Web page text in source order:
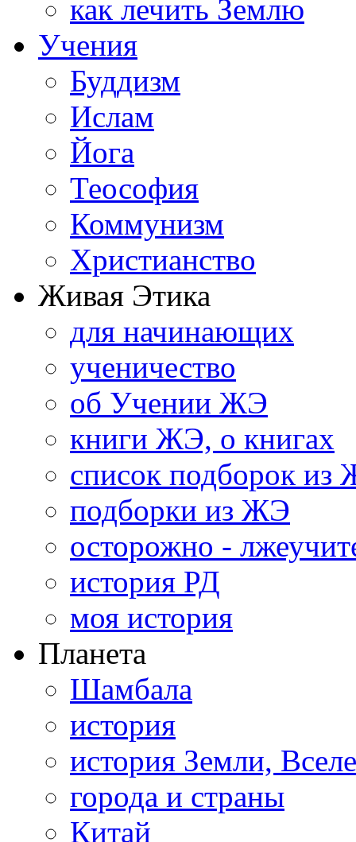
как лечить Землю
Учения
Буддизм
Ислам
Йога
Теософия
Коммунизм
Христианство
Живая Этика
для начинающих
ученичество
об Учении ЖЭ
книги ЖЭ, о книгах
список подборок из
подборки из ЖЭ
осторожно -
история РД
моя история
Планета
Шамбала
история
история Земли,
города и страны
Китай